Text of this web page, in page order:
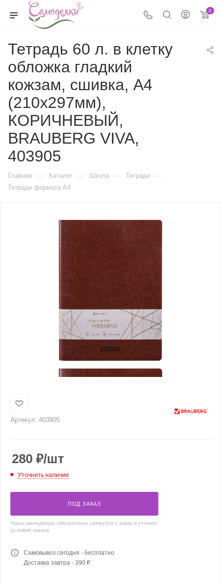
0
Тетрадь 60 л. в клетку
обложка гладкий
кожзам, сшивка, А4
(210х297мм),
КОРИЧНЕВЫЙ,
BRAUBERG VIVA,
403905
Главная — Каталог — Школа — Тетради —
Тетради формата А4
Артикул: 403905
280 ₽/шт
Уточнить наличие
ПОД ЗАКАЗ
Наши менеджеры обязательно свяжутся с вами и уточнят
условия заказа
Самовывоз сегодня - бесплатно
Доставка завтра - 390 ₽